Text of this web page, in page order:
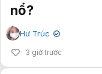
nổ?
Hư Trúc ✔
3 giờ trước